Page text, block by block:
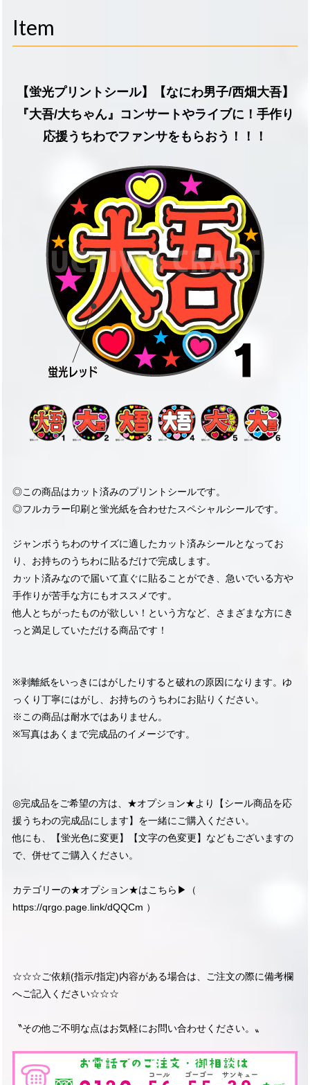
Item
【蛍光プリントシール】【なにわ男子/西畑大吾】
『大吾/大ちゃん』コンサートやライブに！手作り
応援うちわでファンサをもらおう！！！
◎この商品はカット済みのプリントシールです。
◎フルカラー印刷と蛍光紙を合わせたスペシャルシールです。
ジャンボうちわのサイズに適したカット済みシールとなってお
り、お持ちのうちわに貼るだけで完成します。
カット済みなので届いて直ぐに貼ることができ、急いでいる方や
手作りが苦手な方にもオススメです。
他人とちがったものが欲しい！という方など、さまざまな方にき
っと満足していただける商品です！
※剥離紙をいっきにはがしたりすると破れの原因になります。ゆ
っくり丁寧にはがし、お持ちのうちわにお貼りください。
※この商品は耐水ではありません。
※写真はあくまで完成品のイメージです。
◎完成品をご希望の方は、★オプション★より【シール商品を応
援うちわの完成品にします】を一緒にご購入ください。
他にも、【蛍光色に変更】【文字の色変更】などもございますの
で、併せてご購入ください。
カテゴリーの★オプション★はこちら▶︎（
https://qrgo.page.link/dQQCm ）
☆☆☆ご依頼(指示/指定)内容がある場合は、ご注文の際に備考欄
へご記入ください☆☆☆
〝その他ご不明な点はお気軽にお問い合わせください。〟